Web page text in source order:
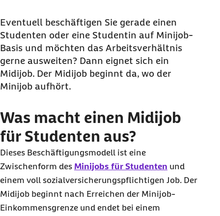
Versicherungspflicht: Diese Regeln gelten für
Studentinnen und Studenten
Was bedeutet ein Midijob für Arbeitgeber?
Eventuell beschäftigen Sie gerade einen
Studenten oder eine Studentin auf Minijob-
Basis und möchten das Arbeitsverhältnis
gerne ausweiten? Dann eignet sich ein
Midijob. Der Midijob beginnt da, wo der
Minijob aufhört.
Was macht einen Midijob
für Studenten aus?
Dieses Beschäftigungsmodell ist eine
Zwischenform des Minijobs für Studenten und
einem voll sozialversicherungspflichtigen Job. Der
Midijob beginnt nach Erreichen der Minijob-
Einkommensgrenze und endet bei einem